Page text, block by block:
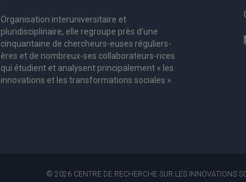
Organisation interuniversitaire et
pluridisciplinaire, elle regroupe près d’une
cinquantaine de chercheurs-euses réguliers-
ères et de nombreux-ses collaborateurs-rices
qui étudient et analysent principalement « les
innovations et les transformations sociales ».
© 2026 CENTRE DE RECHERCHE SUR LES INNOVATIONS